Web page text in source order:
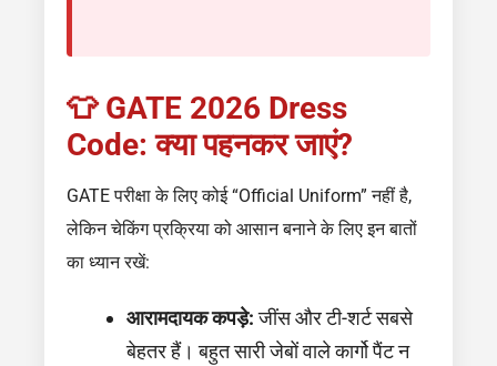
👕 GATE 2026 Dress
Code: क्या पहनकर जाएं?
GATE परीक्षा के लिए कोई “Official Uniform” नहीं है,
लेकिन चेकिंग प्रक्रिया को आसान बनाने के लिए इन बातों
का ध्यान रखें:
आरामदायक कपड़े:जींस और टी-शर्ट सबसे
बेहतर हैं। बहुत सारी जेबों वाले कार्गो पैंट न